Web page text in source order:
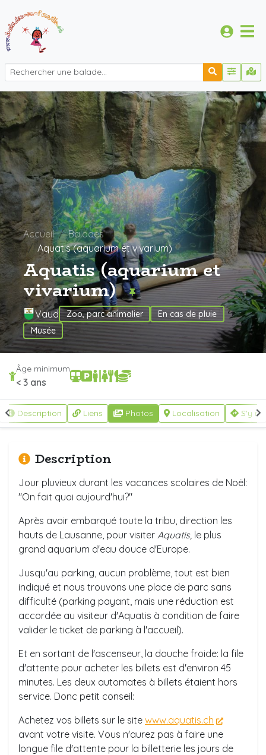
Accueil
Balades
Aquatis (aquarium et vivarium)
Aquatis (aquarium et
vivarium)
Vaud Zoo, parc animalier
En cas de pluie
Musée
Âge minimum
< 3 ans
Description Liens Photos Localisation S'y
Description
Jour pluvieux durant les vacances scolaires de Noël:
"On fait quoi aujourd'hui?"
Après avoir embarqué toute la tribu, direction les
hauts de Lausanne, pour visiter Aquatis, le plus
grand aquarium d'eau douce d'Europe.
Jusqu'au parking, aucun problème, tout est bien
indiqué et nous trouvons une place de parc sans
difficulté (parking payant, mais une réduction est
accordée au visiteur d'Aquatis à condition de faire
valider le ticket de parking à l'accueil).
Et en sortant de l'ascenseur, la douche froide: la file
d'attente pour acheter les billets est d'environ 45
minutes. Les deux automates à billets étaient hors
service. Donc petit conseil:
Achetez vos billets sur le site www.aquatis.ch
avant votre visite. Vous n'aurez pas à faire une
longue file d'attente pour la billetterie les jours de